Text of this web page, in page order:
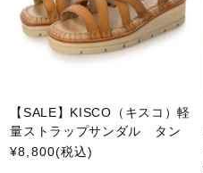
【SALE】KISCO（キスコ）軽
量ストラップサンダル タン
¥8,800(税込)